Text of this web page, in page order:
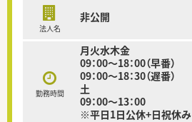
法人名
非公開
勤務時間
月火水木金
09：00～18：00（早番）
09：00～18：30（遅番）
土
09：00～13：00
※平日1日公休+日祝休み